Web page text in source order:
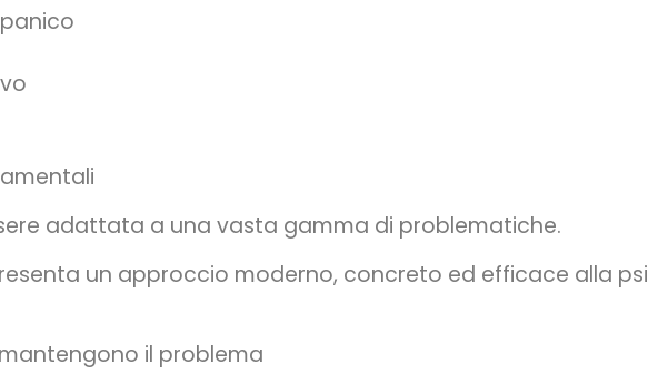
adattata a una vasta gamma di problematiche.
un approccio moderno, concreto ed efficace alla
il problema